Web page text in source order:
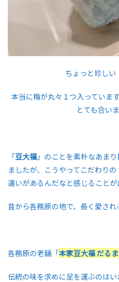
ちょっと珍しい
本当に梅が丸々１つ入っていま
とても合い
「豆大福」のことを素朴なあま
ましたが、こうやってこだわりの
違いがあるんだなと感じることが
昔から各務原の地で、長く愛され
各務原の老舗「本家豆大福 だる
伝統の味を求めに足を運ぶのは